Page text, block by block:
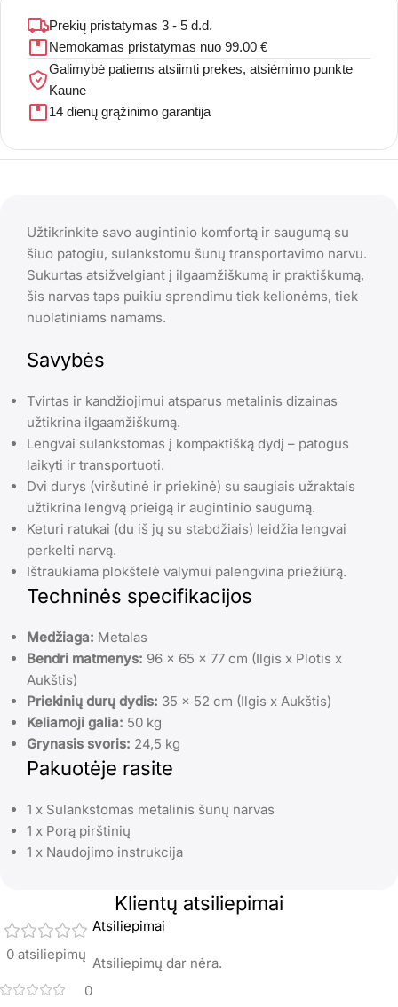
Prekių pristatymas 3 - 5 d.d.
Nemokamas pristatymas nuo 99.00 €
Galimybė patiems atsiimti prekes, atsiėmimo punkte
Kaune
14 dienų grąžinimo garantija
Užtikrinkite savo augintinio komfortą ir saugumą su
šiuo patogiu, sulankstomu šunų transportavimo narvu.
Sukurtas atsižvelgiant į ilgaamžiškumą ir praktiškumą,
šis narvas taps puikiu sprendimu tiek kelionėms, tiek
nuolatiniams namams.
Savybės
Tvirtas ir kandžiojimui atsparus metalinis dizainas
užtikrina ilgaamžiškumą.
Lengvai sulankstomas į kompaktišką dydį – patogus
laikyti ir transportuoti.
Dvi durys (viršutinė ir priekinė) su saugiais užraktais
užtikrina lengvą prieigą ir augintinio saugumą.
Keturi ratukai (du iš jų su stabdžiais) leidžia lengvai
perkelti narvą.
Ištraukiama plokštelė valymui palengvina priežiūrą.
Techninės specifikacijos
Medžiaga: Metalas
Bendri matmenys: 96 x 65 x 77 cm (Ilgis x Plotis x
Aukštis)
Priekinių durų dydis: 35 x 52 cm (Ilgis x Aukštis)
Keliamoji galia: 50 kg
Grynasis svoris: 24,5 kg
Pakuotėje rasite
1 x Sulankstomas metalinis šunų narvas
1 x Porą pirštinių
1 x Naudojimo instrukcija
Klientų atsiliepimai
0 atsiliepimų
0
Atsiliepimai
Atsiliepimų dar nėra.